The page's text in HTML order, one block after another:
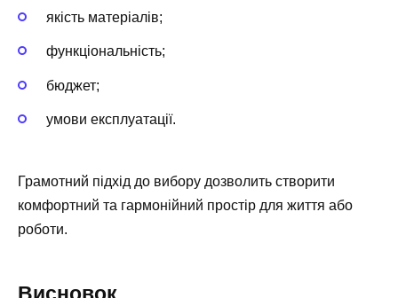
якість матеріалів;
функціональність;
бюджет;
умови експлуатації.
Грамотний підхід до вибору дозволить створити
комфортний та гармонійний простір для життя або
роботи.